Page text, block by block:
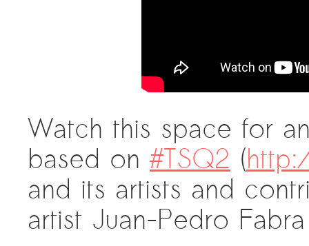
Watch this space for
based on #TSQ2 (
and its artists and
artist Juan-Pedro